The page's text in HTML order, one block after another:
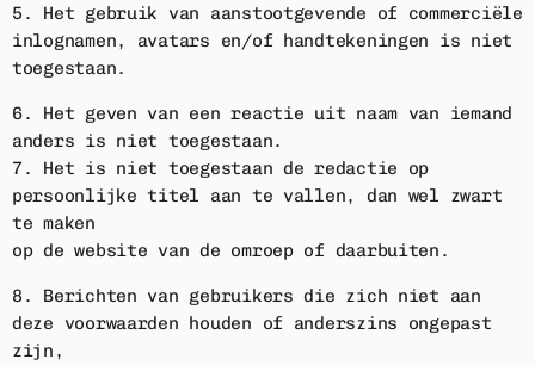
5. Het gebruik van aanstootgevende of commerciële
inlognamen, avatars en/of handtekeningen is niet
toegestaan.
6. Het geven van een reactie uit naam van iemand
anders is niet toegestaan.
7. Het is niet toegestaan de redactie op
persoonlijke titel aan te vallen, dan wel zwart
te maken
op de website van de omroep of daarbuiten.
8. Berichten van gebruikers die zich niet aan
deze voorwaarden houden of anderszins ongepast
zijn,